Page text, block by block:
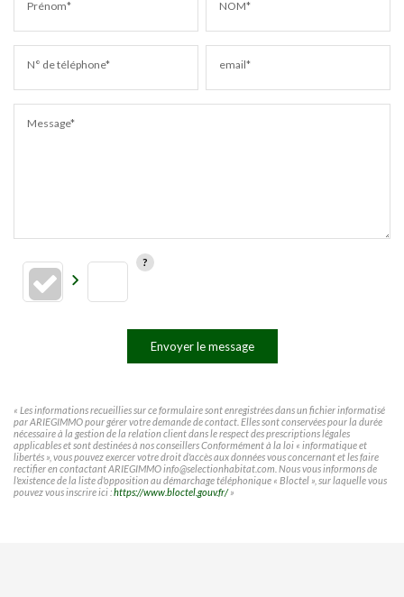
Prénom* NOM*
N° de téléphone* email*
Message*
Envoyer le message
« Les informations recueillies sur ce formulaire sont enregistrées dans un fichier informatisé
par ARIEGIMMO pour gérer votre demande de contact. Elles sont conservées pour la durée
nécessaire à la gestion de la relation client dans le respect des prescriptions légales
applicables et sont destinées à nos conseillers Conformément à la loi « informatique et
libertés », vous pouvez exercer votre droit d'accès aux données vous concernant et les faire
rectifier en contactant ARIEGIMMO info@selectionhabitat.com. Nous vous informons de
l'existence de la liste d'opposition au démarchage téléphonique « Bloctel », sur laquelle vous
pouvez vous inscrire ici :https://www.bloctel.gouv.fr/»